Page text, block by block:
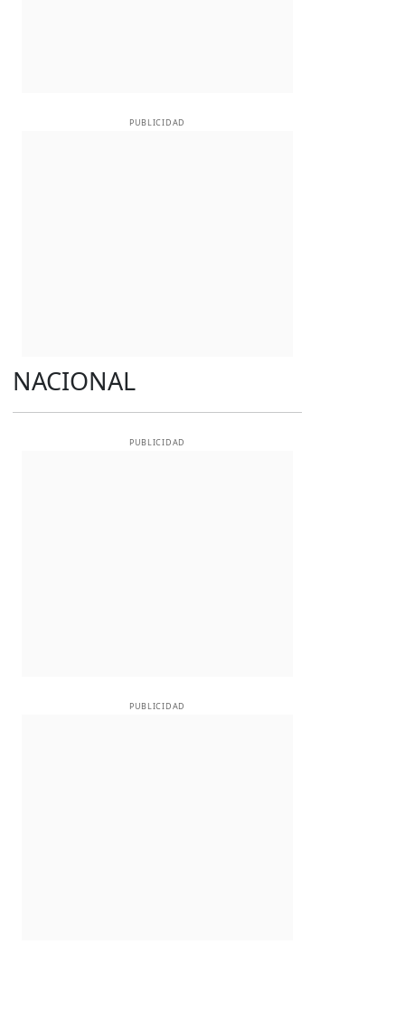
PUBLICIDAD
NACIONAL
PUBLICIDAD
PUBLICIDAD